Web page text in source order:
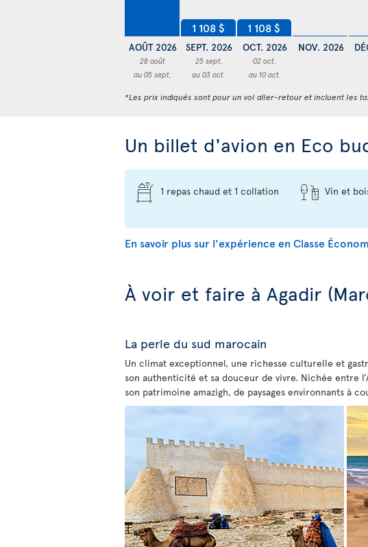
AOÛT 2026
28 août
au 05 sept.
1 108 $
SEPT. 2026
25 sept.
au 03 oct.
1 108 $
OCT. 2026
02 oct.
au 10 oct.
NOV. 2026
*Les prix indiqués sont pour un vol aller-retour et incluent les
Un billet d'avion en Eco
1 repas chaud et 1 collation Vin et
En savoir plus sur l'expérience en Classe
À voir et faire à Agadir
La perle du sud marocain
Un climat exceptionnel, une richesse culturelle et
son authenticité et sa douceur de vivre. Nichée entre
son patrimoine amazigh, de paysages environnants à